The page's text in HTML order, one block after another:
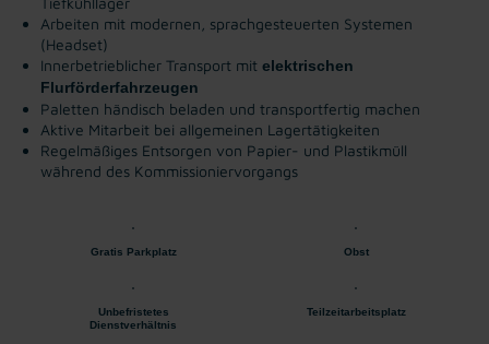
Arbeiten mit modernen, sprachgesteuerten Systemen
(Headset)
Innerbetrieblicher Transport mit elektrischen
Flurförderfahrzeugen
Paletten händisch beladen und transportfertig machen
Aktive Mitarbeit bei allgemeinen Lagertätigkeiten
Regelmäßiges Entsorgen von Papier- und Plastikmüll
während des Kommissioniervorgangs
Gratis Parkplatz Obst
Unbefristetes
Dienstverhältnis
Teilzeitarbeitsplatz